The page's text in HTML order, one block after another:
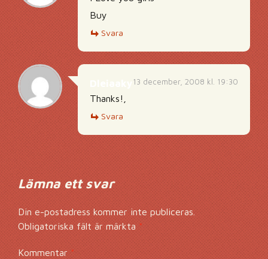
Buy
Svara
13 december, 2008 kl. 19:30
Thanks!,
Svara
Lämna ett svar
Din e-postadress kommer inte publiceras.
Obligatoriska fält är märkta*
Kommentar*